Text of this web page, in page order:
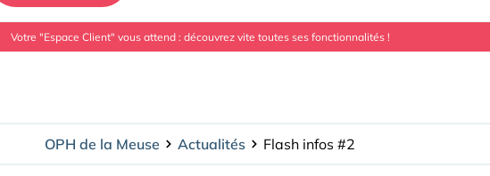
Votre "Espace Client" vous attend : découvrez vite toutes ses fonctionnalités !
OPH de la Meuse Actualités Flash infos #2